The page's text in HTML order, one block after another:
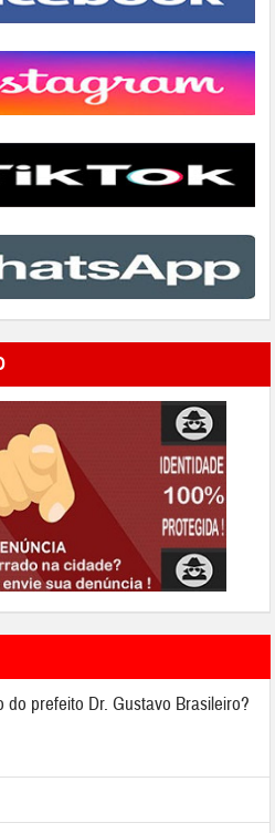
prefeito Dr. Gustavo Brasileiro?